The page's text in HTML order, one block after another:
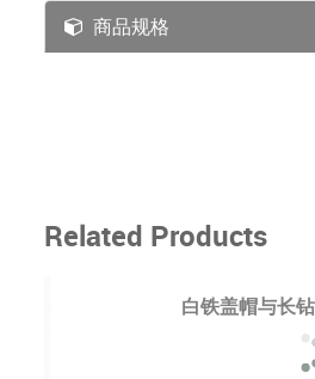
商品规格
Related Products
白铁盖帽与长钻尾